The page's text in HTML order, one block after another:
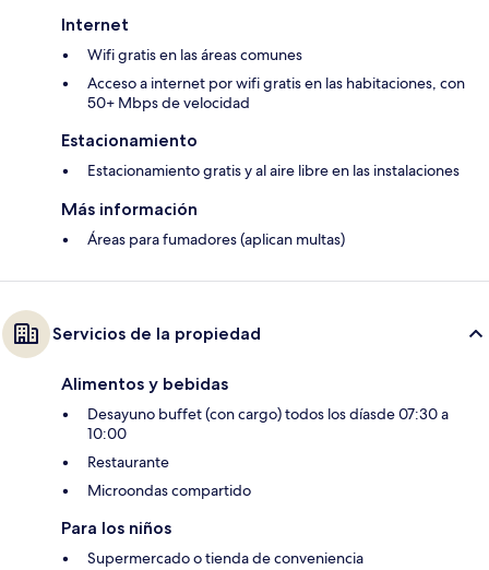
Internet
Wifi gratis en las áreas comunes
Acceso a internet por wifi gratis en las habitaciones, con
50+ Mbps de velocidad
Estacionamiento
Estacionamiento gratis y al aire libre en las instalaciones
Más información
Áreas para fumadores (aplican multas)
Servicios de la propiedad
Alimentos y bebidas
Desayuno buffet (con cargo) todos los díasde 07:30 a
10:00
Restaurante
Microondas compartido
Para los niños
Supermercado o tienda de conveniencia